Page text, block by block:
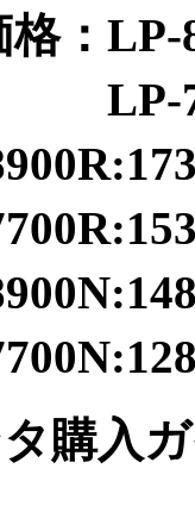
：LP-
購入